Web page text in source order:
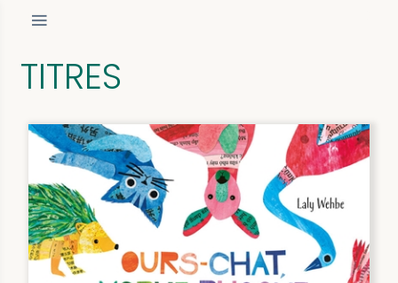
TITRES